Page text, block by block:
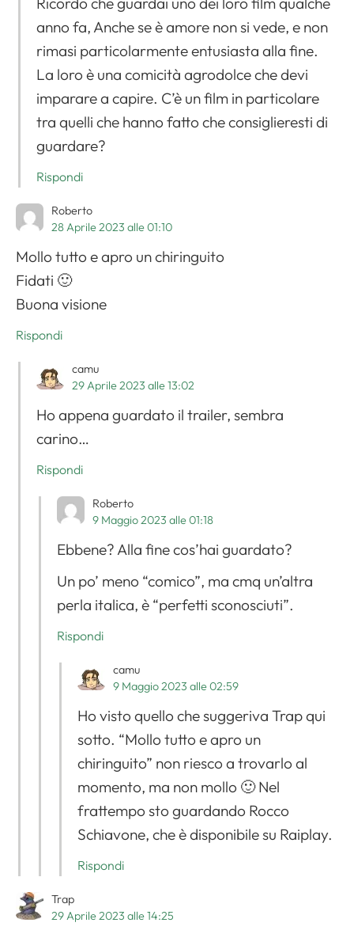
anno fa, Anche se è amore non si vede, e non
rimasi particolarmente entusiasta alla fine.
La loro è una comicità agrodolce che devi
imparare a capire. C’è un film in particolare
tra quelli che hanno fatto che consiglieresti di
guardare?
Rispondi
Roberto
28 Aprile 2023 alle 01:10
Mollo tutto e apro un chiringuito
Fidati 🙂
Buona visione
Rispondi
camu
29 Aprile 2023 alle 13:02
Ho appena guardato il trailer, sembra
carino…
Rispondi
Roberto
9 Maggio 2023 alle 01:18
Ebbene? Alla fine cos’hai guardato?
Un po’ meno “comico”, ma cmq un’altra
perla italica, è “perfetti sconosciuti”.
Rispondi
camu
9 Maggio 2023 alle 02:59
Ho visto quello che suggeriva Trap qui
sotto. “Mollo tutto e apro un
chiringuito” non riesco a trovarlo al
momento, ma non mollo 🙂 Nel
frattempo sto guardando Rocco
Schiavone, che è disponibile su Raiplay.
Rispondi
Trap
29 Aprile 2023 alle 14:25